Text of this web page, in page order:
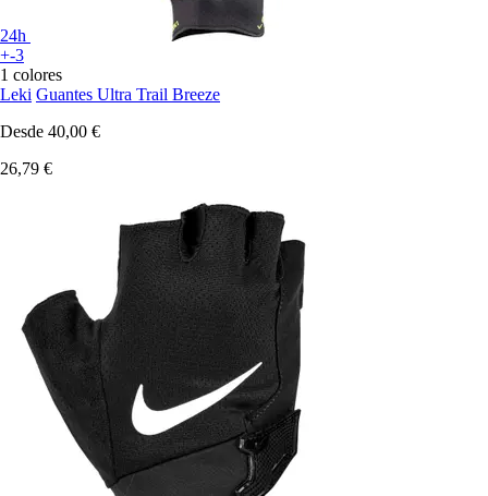
24h
+-3
1 colores
Leki Guantes Ultra Trail Breeze
Desde 40,00 €
26,79 €